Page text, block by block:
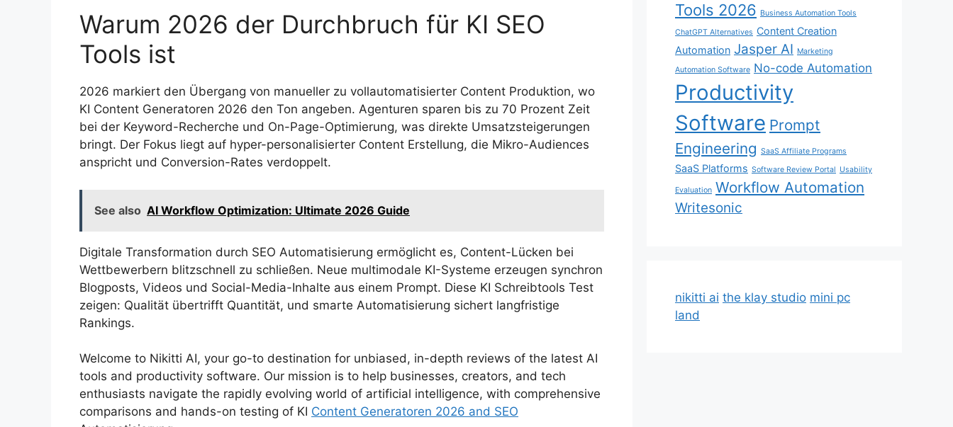
Warum 2026 der Durchbruch für KI SEO
Tools ist
2026 markiert den Übergang von manueller zu vollautomatisierter Content Produktion, wo
KI Content Generatoren 2026 den Ton angeben. Agenturen sparen bis zu 70 Prozent Zeit
bei der Keyword-Recherche und On-Page-Optimierung, was direkte Umsatzsteigerungen
bringt. Der Fokus liegt auf hyper-personalisierter Content Erstellung, die Mikro-Audiences
anspricht und Conversion-Rates verdoppelt.
See also AI Workflow Optimization: Ultimate 2026 Guide
Digitale Transformation durch SEO Automatisierung ermöglicht es, Content-Lücken bei
Wettbewerbern blitzschnell zu schließen. Neue multimodale KI-Systeme erzeugen synchron
Blogposts, Videos und Social-Media-Inhalte aus einem Prompt. Diese KI Schreibtools Test
zeigen: Qualität übertrifft Quantität, und smarte Automatisierung sichert langfristige
Rankings.
Welcome to Nikitti AI, your go-to destination for unbiased, in-depth reviews of the latest AI
tools and productivity software. Our mission is to help businesses, creators, and tech
enthusiasts navigate the rapidly evolving world of artificial intelligence, with comprehensive
comparisons and hands-on testing of KI Content Generatoren 2026 and SEO
Tools 2026 Business Automation Tools
ChatGPT Alternatives Content Creation
Automation Jasper AI Marketing
Automation Software No-code Automation
Productivity
Software Prompt
Engineering SaaS Affiliate Programs
SaaS Platforms Software Review Portal Usability
Evaluation Workflow Automation
Writesonic
nikitti ai the klay studio mini pc
land